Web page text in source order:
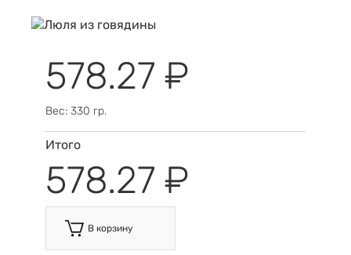
578.27 ₽
Вес: 330 гр.
Итого
578.27 ₽
В корзину